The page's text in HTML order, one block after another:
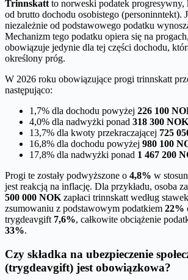
Trinnskatt to norweski podatek progresywny,
od brutto dochodu osobistego (personinntekt).
niezależnie od podstawowego podatku
Mechanizm tego podatku opiera się na
obowiązuje jedynie dla tej części dochodu,
określony próg.
W 2026 roku obowiązujące progi trinnskatt
następująco:
1,7% dla dochodu powyżej 226 100
4,0% dla nadwyżki ponad 318 300 NOK
13,7% dla kwoty przekraczającej 725
16,8% dla dochodu powyżej 980 100
17,8% dla nadwyżki ponad 1 467 200
Progi te zostały podwyższone o 4,8% w
jest reakcją na inflację. Dla przykładu, osoba
500 000 NOK zapłaci trinnskatt według stawek
zsumowaniu z podstawowym podatkiem 22%
trygdeavgift 7,6%, całkowite obciążenie
33%.
Czy składka na ubezpieczenie
(trygdeavgift) jest obowiązkowa?